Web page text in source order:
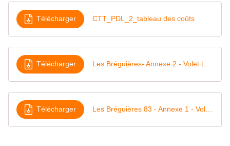
Télécharger CTT_PDL_2_tableau des coûts
Télécharger Les Bréguières- Annexe 2 - Volet technique
Télécharger Les Bréguières 83 - Annexe 1 - Volet administratif